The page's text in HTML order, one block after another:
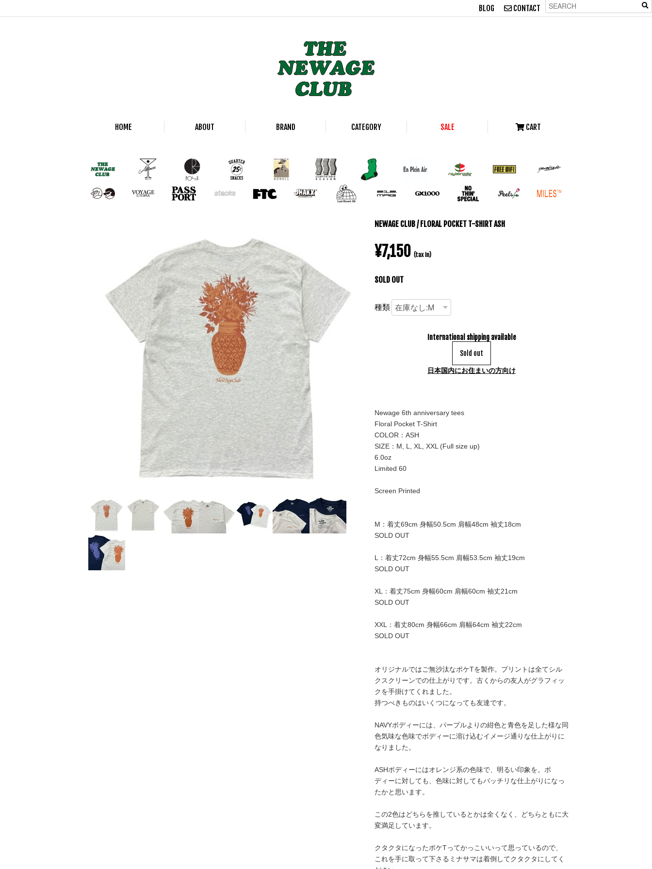
BLOG CONTACT
HOME ABOUT BRAND CATEGORY SALE CART
NEWAGE CLUB / FLORAL POCKET T-SHIRT ASH
¥7,150 (tax in)
SOLD OUT
種類
International shipping available
Sold out
日本国内にお住まいの方向け
Newage 6th anniversary tees
Floral Pocket T-Shirt
COLOR：ASH
SIZE：M, L, XL, XXL (Full size up)
6.0oz
Limited 60
Screen Printed
M：着丈69cm 身幅50.5cm 肩幅48cm 袖丈18cm
SOLD OUT
L：着丈72cm 身幅55.5cm 肩幅53.5cm 袖丈19cm
SOLD OUT
XL：着丈75cm 身幅60cm 肩幅60cm 袖丈21cm
SOLD OUT
XXL：着丈80cm 身幅66cm 肩幅64cm 袖丈22cm
SOLD OUT
オリジナルではご無沙汰なポケTを製作。プリントは全てシル
クスクリーンでの仕上がりです。古くからの友人がグラフィッ
クを手掛けてくれました。
持つべきものはいくつになっても友達です。
NAVYボディーには、パープルよりの紺色と青色を足した様な同
色気味な色味でボディーに溶け込むイメージ通りな仕上がりに
なりました。
ASHボディーにはオレンジ系の色味で、明るい印象を。ボ
ディーに対しても、色味に対してもバッチリな仕上がりになっ
たかと思います。
この2色はどちらを推しているとかは全くなく、どちらともに大
変満足しています。
クタクタになったポケTってかっこいいって思っているので、
これを手に取って下さるミナサマは着倒してクタクタにしてく